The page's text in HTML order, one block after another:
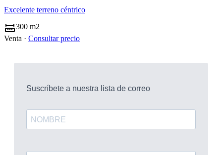
Excelente terreno céntrico
300 m2
Venta · Consultar precio